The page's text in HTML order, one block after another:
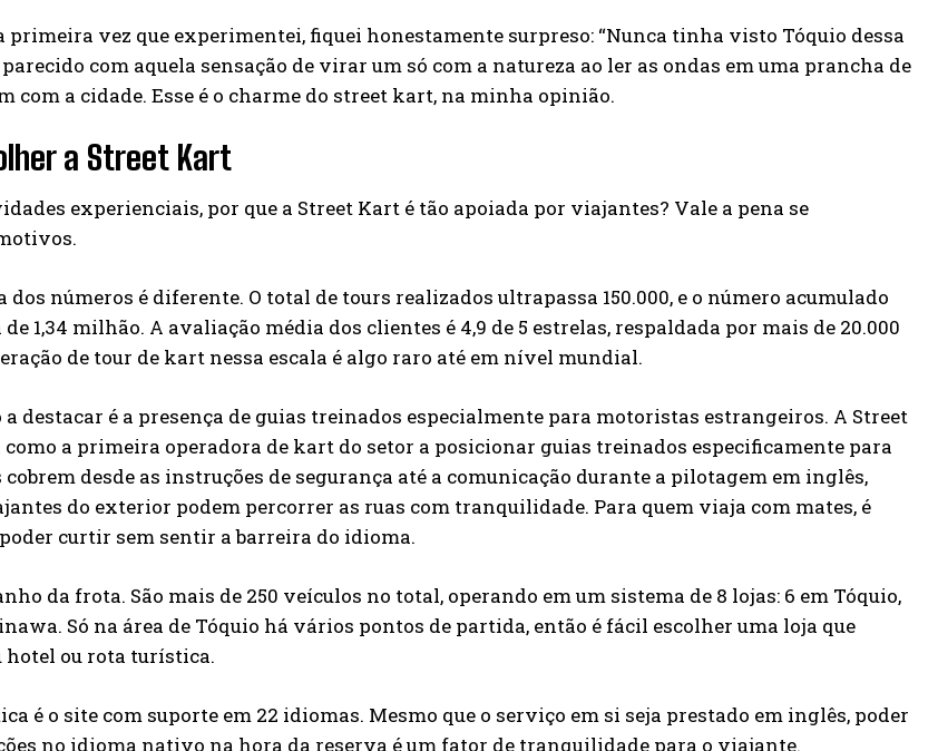
primeira vez que experimentei, fiquei honestamente surpreso: “Nunca tinha visto Tóquio dessa
com aquela sensação de virar um só com a natureza ao ler as ondas em uma prancha de
com a cidade. Esse é o charme do street kart, na minha opinião.
a Street Kart
experienciais, por que a Street Kart é tão apoiada por viajantes? Vale a pena se
dos números é diferente. O total de tours realizados ultrapassa 150.000, e o número acumulado
1,34 milhão. A avaliação média dos clientes é 4,9 de 5 estrelas, respaldada por mais de 20.000
de tour de kart nessa escala é algo raro até em nível mundial.
destacar é a presença de guias treinados especialmente para motoristas estrangeiros. A Street
a primeira operadora de kart do setor a posicionar guias treinados especificamente para
cobrem desde as instruções de segurança até a comunicação durante a pilotagem em inglês,
do exterior podem percorrer as ruas com tranquilidade. Para quem viaja com mates, é
curtir sem sentir a barreira do idioma.
da frota. São mais de 250 veículos no total, operando em um sistema de 8 lojas: 6 em Tóquio,
Só na área de Tóquio há vários pontos de partida, então é fácil escolher uma loja que
hotel ou rota turística.
é o site com suporte em 22 idiomas. Mesmo que o serviço em si seja prestado em inglês, poder
no idioma nativo na hora da reserva é um fator de tranquilidade para o viajante.